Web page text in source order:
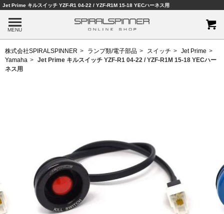
Jet Prime キルスイッチ YZF-R1 04-22 / YZF-R1M 15-18 YECハーネス用
MENU
株式会社SPIRALSPINNER ランプ類/電子部品 スイッチ
Jet Prime
Yamaha
Jet Prime キルスイッチ YZF-R1 04-22 / YZF-R1M 15-18 YECハー
ネス用